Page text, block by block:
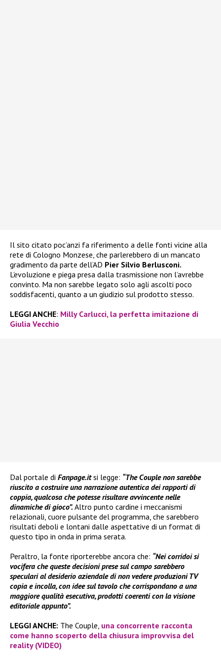
Il sito citato poc’anzi fa riferimento a delle fonti vicine alla
rete di Cologno Monzese, che parlerebbero di un mancato
gradimento da parte dell’AD Pier Silvio Berlusconi.
L’evoluzione e piega presa dalla trasmissione non l’avrebbe
convinto. Ma non sarebbe legato solo agli ascolti poco
soddisfacenti, quanto a un giudizio sul prodotto stesso.
LEGGI ANCHE: Milly Carlucci, la perfetta imitazione di
Giulia Vecchio
Dal portale di Fanpage.itsi legge: “The Couple non sarebbe
riuscito a costruire una narrazione autentica dei rapporti di
coppia, qualcosa che potesse risultare avvincente nelle
dinamiche di gioco”. Altro punto cardine i meccanismi
relazionali, cuore pulsante del programma, che sarebbero
risultati deboli e lontani dalle aspettative di un format di
questo tipo in onda in prima serata.
Peraltro, la fonte riporterebbe ancora che: “Nei corridoi si
vocifera che queste decisioni prese sul campo sarebbero
speculari al desiderio aziendale di non vedere produzioni TV
copia e incolla, con idee sul tavolo che corrispondano a una
maggiore qualità esecutiva, prodotti coerenti con la visione
editoriale appunto”.
LEGGI ANCHE: The Couple, una concorrente racconta
come hanno scoperto della chiusura improvvisa del
reality (VIDEO)